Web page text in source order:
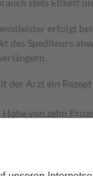
stets Etikett
erfolgt
Spediteurs
Arzt ein
von zehn
Apotheken.
Gesundheit